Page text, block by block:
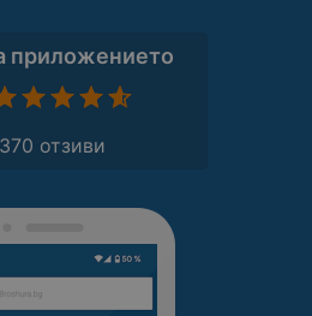
приложението
отзиви